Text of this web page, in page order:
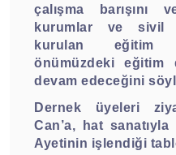
çalışma barışını
kurumlar ve sivil
kurulan eğitim
önümüzdeki eğitim
devam edeceğini
Dernek üyeleri
Can’a, hat
Ayetinin işlendiği